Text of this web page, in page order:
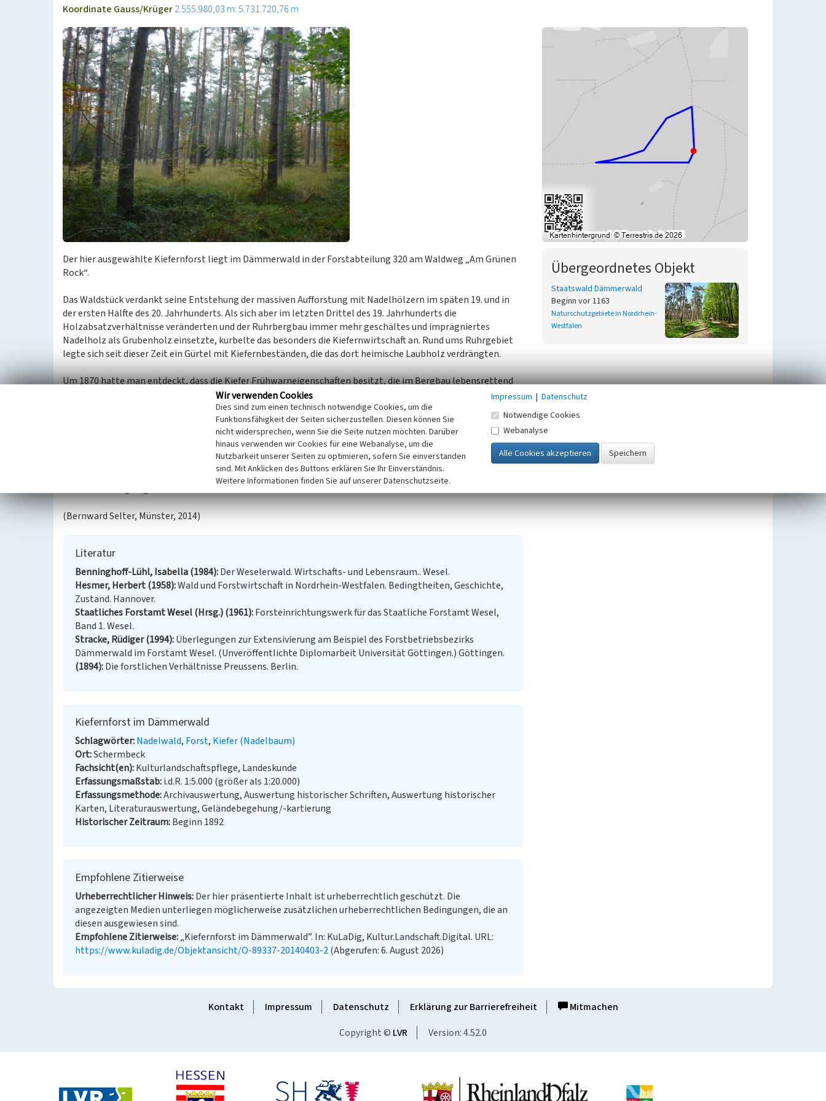
Koordinate Gauss/Krüger2.555.980,03 m: 5.731.720,76 m
Der hier ausgewählte Kiefernforst liegt im Dämmerwald in der Forstabteilung 320 am Waldweg „Am Grünen
Rock“.
Das Waldstück verdankt seine Entstehung der massiven Aufforstung mit Nadelhölzern im späten 19. und in
der ersten Hälfte des 20. Jahrhunderts. Als sich aber im letzten Drittel des 19. Jahrhunderts die
Holzabsatzverhältnisse veränderten und der Ruhrbergbau immer mehr geschältes und imprägniertes
Nadelholz als Grubenholz einsetzte, kurbelte das besonders die Kiefernwirtschaft an. Rund ums Ruhrgebiet
legte sich seit dieser Zeit ein Gürtel mit Kiefernbeständen, die das dort heimische Laubholz verdrängten.
Um 1870 hatte man entdeckt, dass die Kiefer Frühwarneigenschaften besitzt, die im Bergbau lebensrettend
sein können. Denn Kiefernbalken knacken schon mehrere Stunden, bevor sie unter Last zusammenbrechen.
Ein weiterer Vorteil der Kiefer ist, dass sie ein schnellwüchsiger und anspruchsloser Baum ist, dessen Holz
man daher schon nach relativ kurzer Zeit (30 bis 60 Jahre) als Grubenholz vermarkten konnte. Das Holz wurde
mittels Pferden und Ochsen vom Dämmerwald bis zur Lippe oder dem nächstgelegenen Bahnhof (1874 wurde
die Strecke Wesel-Haltern eröffnet) transportiert.
Viele der heute noch vorhandenen Kiefernreinbestände im Dämmerwald wurden zur Produktion von
(Bernward Selter, Münster, 2014)
Literatur
Benninghoff-Lühl, Isabella (1984) Der Weselerwald. Wirtschafts- und Lebensraum.. Wesel.
Hesmer, Herbert (1958) Wald und Forstwirtschaft in Nordrhein-Westfalen. Bedingtheiten, Geschichte,
Zustand. Hannover.
Staatliches Forstamt Wesel (Hrsg.) (1961) Forsteinrichtungswerk für das Staatliche Forstamt Wesel,
Band 1. Wesel.
Stracke, Rüdiger (1994) Überlegungen zur Extensivierung am Beispiel des Forstbetriebsbezirks
Dämmerwald im Forstamt Wesel. (Unveröffentlichte Diplomarbeit Universität Göttingen.) Göttingen.
(1894) Die forstlichen Verhältnisse Preussens. Berlin.
Kiefernforst im Dämmerwald
Schlagwörter Nadelwald Forst Kiefer (Nadelbaum)
Ort Schermbeck
Fachsicht(en) Kulturlandschaftspflege, Landeskunde
Erfassungsmaßstab i.d.R. 1:5.000 (größer als 1:20.000)
Erfassungsmethode Archivauswertung, Auswertung historischer Schriften, Auswertung historischer
Karten, Literaturauswertung, Geländebegehung/-kartierung
Historischer Zeitraum Beginn 1892
Empfohlene Zitierweise
Urheberrechtlicher Hinweis Der hier präsentierte Inhalt ist urheberrechtlich geschützt. Die
angezeigten Medien unterliegen möglicherweise zusätzlichen urheberrechtlichen Bedingungen, die an
diesen ausgewiesen sind.
Empfohlene Zitierweise „Kiefernforst im Dämmerwald”. In: KuLaDig, Kultur.Landschaft.Digital. URL:
https://www.kuladig.de/Objektansicht/O-89337-20140403-2(Abgerufen: 6. August 2026)
Übergeordnetes Objekt
Staatswald Dämmerwald
Beginn vor 1163
Naturschutzgebiete in Nordrhein-
Westfalen
Kontakt Impressum Datenschutz Erklärung zur Barrierefreiheit
Mitmachen
Copyright © LVR Version: 4.52.0
Wir verwenden Cookies
Dies sind zum einen technisch notwendige Cookies, um die
Funktionsfähigkeit der Seiten sicherzustellen. Diesen können Sie
nicht widersprechen, wenn Sie die Seite nutzen möchten. Darüber
hinaus verwenden wir Cookies für eine Webanalyse, um die
Nutzbarkeit unserer Seiten zu optimieren, sofern Sie einverstanden
sind. Mit Anklicken des Buttons erklären Sie Ihr Einverständnis.
Weitere Informationen finden Sie auf unserer Datenschutzseite.
Impressum | Datenschutz
Notwendige Cookies
Webanalyse